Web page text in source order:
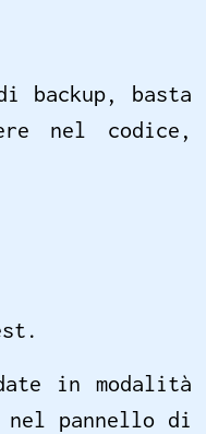
backup, basta
nel codice,
in modalità
nel pannello di